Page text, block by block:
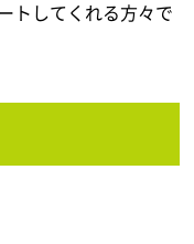
トしてくれる方々で